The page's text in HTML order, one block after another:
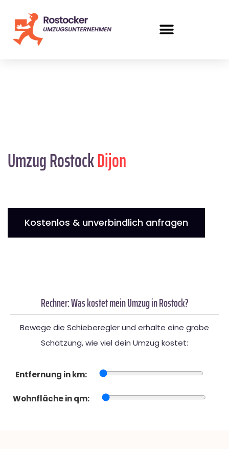
Umzug RostockDijon
Kostenlos & unverbindlich anfragen
Rechner: Was kostet mein Umzug in Rostock?
Bewege die Schieberegler und erhalte eine grobe
Schätzung, wie viel dein Umzug kostet:
Entfernung in km:
Wohnfläche in qm: